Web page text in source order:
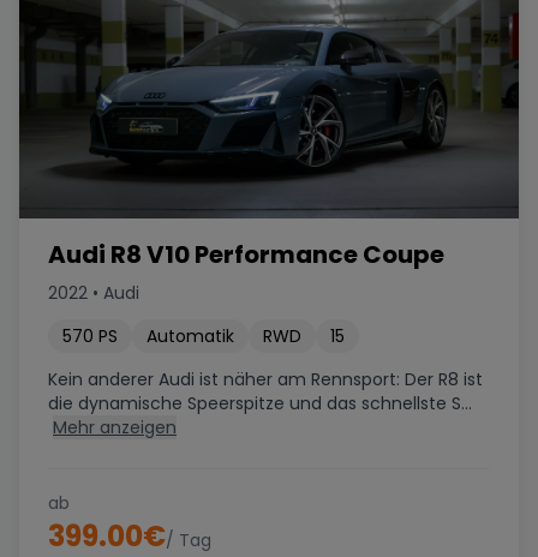
Audi R8 V10 Performance Coupe
2022 • Audi
570 PS Automatik RWD
15
Kein anderer Audi ist näher am Rennsport: Der R8 ist
die dynamische Speerspitze und das schnellste S...
Mehr anzeigen
ab
399.00€/ Tag